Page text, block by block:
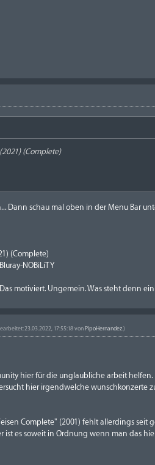
(Complete)
Dann schau mal oben in der Menu Bar
(Complete)
NOBiLiTY
motiviert. Ungemein. Was steht denn
23.03.2022, 17:55:18 von PipoHernandez .)
hier für die unglaubliche arbeit
hier irgendwelche wunschkonzerte
Complete" (2001) fehlt allerdings
es soweit in Ordnung wenn man das